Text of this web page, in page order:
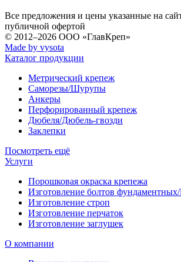
Все предложения и цены указанные на
публичной офертой
© 2012–2026 ООО «ГлавКреп»
Made by vysota
Каталог продукции
Метрический крепеж
Саморезы/Шурупы
Анкеры
Перфорированный крепеж
Дюбеля/Дюбель-гвозди
Заклепки
Посмотреть ещё
Услуги
Порошковая окраска крепежа
Изготовление болтов
Изготовление строп
Изготовление перчаток
Изготовление заглушек
О компании